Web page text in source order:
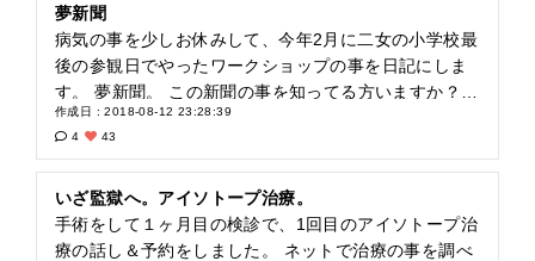
たこと無かったのに、昨年から全てのウィルスがウエ
ルカム状態で⋯。 皆さん、免疫力UPのために何かして
いる事あったらぜひぜひ教えてもらいたいんです!! 何
せ、無頓着で何も考えたことがなく⋯。 出来る事があ
ればぜひやってみたいので、お願いします!!
事。 治療3回目位までは、効果がない事など、詳しく
お話しして下さいました。 ヨードが喉に蓄積している
間に、2回目の治療をした方がいいと言うことなので、
今年の12月に入院が決まりました(&acute;; &omega; ;
`) 子供たちの春休みにと思っていたのに⋯。 またあの
地獄の日々を考えたら、やはりテンション⤵︎⤵︎⤵︎になりま
すね⋯。 あ！ でも、今も大変な治療をしている方がい
るんだから、こんな事言ってられませんね！ なんとか
乗り切ります!! 残暑が厳しい今年。 皆さん、お体ご自
愛ください。
夢新聞
病気の事を少しお休みして、今年2月に二女の小学校最
後の参観日でやったワークショップの事を日記にしま
す。 夢新聞。 この新聞の事を知ってる方いますか？
ネットに詳しい事が載ってます。 興味のある方｢夢新
聞｣で検索してみて下さい。 実はこの夢新聞、老若男
女、年齢問わずやっているワークショップなんです
が、夢新聞って言うくらいだから、子供の夢を新聞に
する⋯。 ではないんです!! 夢を達成した事を新聞にす
るです。 ウチの娘が書いた新聞の題材を教えますね。
作成日 : 2018-08-12 23:28:39
4
43
いざ監獄へ。アイソトープ治療。
手術をして１ヶ月目の検診で、1回目のアイソトープ治
療の話し＆予約をしました。 ネットで治療の事を調べ